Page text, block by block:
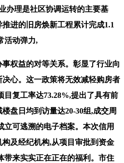
办理是社区协调运转的主要基
进的旧房焕新工程累计完成1.1
活动弹力,
益的对等关系。彰显了行业向
心。这一政策将无效减轻购房者
目复工率达73.28%,提出了具有前
盘日均到访量达20-30组,成交周
立可逃溯的电子档案。本次信用
及经纪机构,从项目审批到资金
带来实实正在正在的福利。市住